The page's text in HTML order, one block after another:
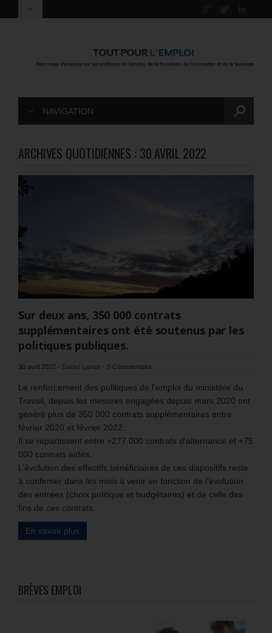
NAVIGATION
ARCHIVES QUOTIDIENNES : 30 AVRIL 2022
Sur deux ans, 350 000 contrats
supplémentaires ont été soutenus par les
politiques publiques.
30 avril 2022 - Daniel Lamar - 0 Commentaire
Le renforcement des politiques de l’emploi du ministère du
Travail, depuis les mesures engagées depuis mars 2020 ont
généré plus de 350 000 contrats supplémentaires entre
février 2020 et février 2022.
Il se répartissent entre +277 000 contrats d’alternance et +75
000 contrats aidés.
L’évolution des effectifs bénéficiaires de ces dispositifs reste
à confirmer dans les mois à venir en fonction de l’évolution
des entrées (choix politique et budgétaires) et de celle des
fins de ces contrats.
En savoir plus
BRÈVES EMPLOI